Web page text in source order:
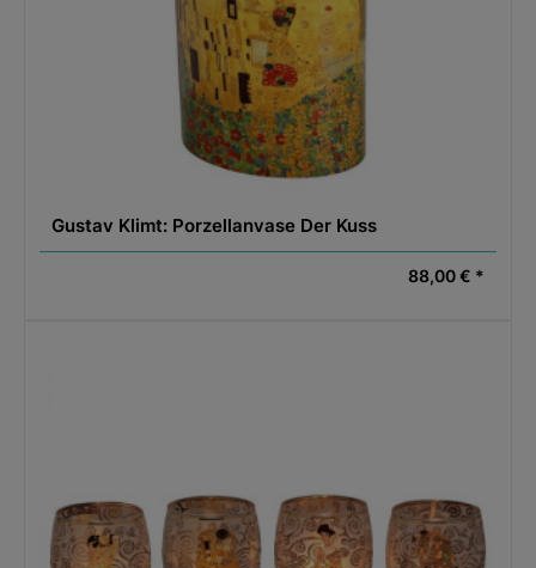
Gustav Klimt: Porzellanvase Der Kuss
88,00 € *